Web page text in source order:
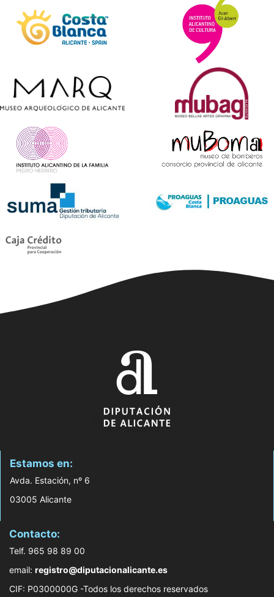
Estamos en:
Avda. Estación, nº 6
03005 Alicante
Contacto:
Telf. 965 98 89 00
email: registro@diputacionalicante.es
CIF: P0300000G -Todos los derechos reservados